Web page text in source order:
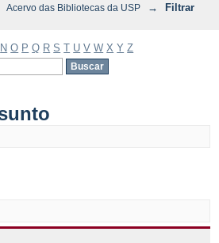
Acervo das Bibliotecas da USP →
Filtrar
N O P Q R S T U V W X Y Z